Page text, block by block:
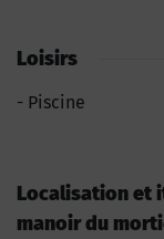
Loisirs
Piscine
Localisation et
manoir du